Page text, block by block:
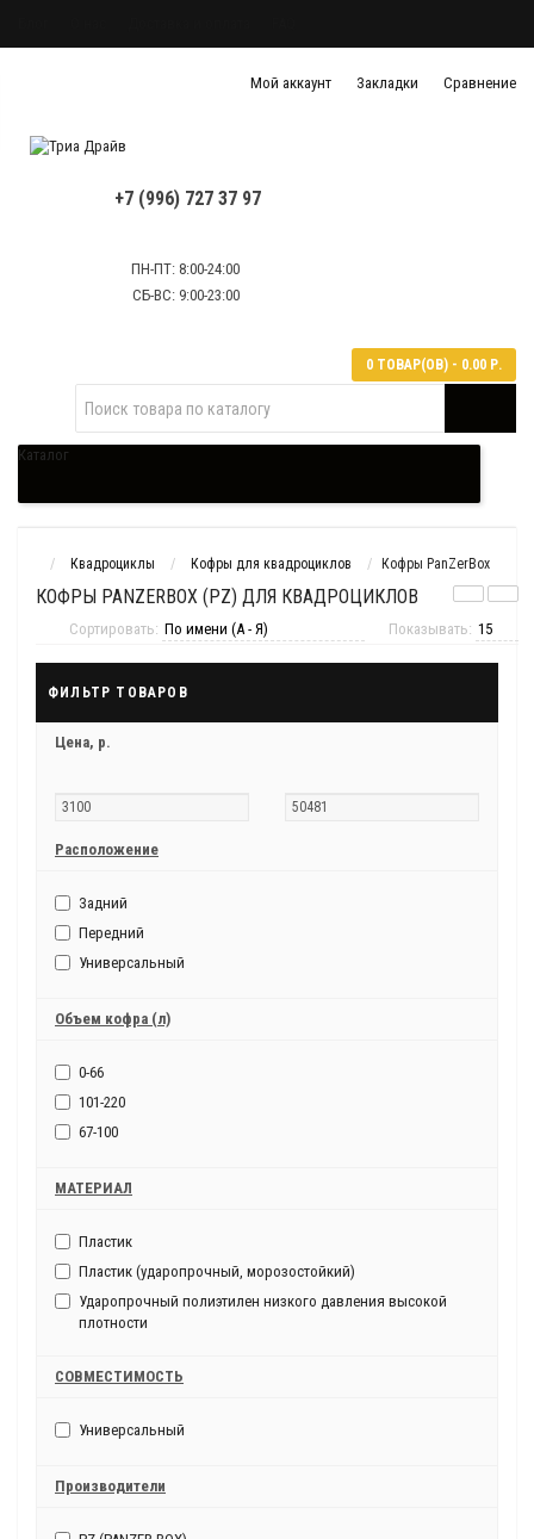
Мой аккаунт Закладки Сравнение
+7 (996) 727 37 97
ПН-ПТ: 8:00-24:00
СБ-ВС: 9:00-23:00
0 ТОВАР(ОВ) - 0.00 Р.
Каталог
Квадроциклы Кофры для квадроциклов Кофры PanZerBox
КОФРЫ PANZERBOX (PZ) ДЛЯ КВАДРОЦИКЛОВ
Показывать:
Сортировать:
ФИЛЬТР ТОВАРОВ
Цена, р.
Расположение
Задний
Передний
Универсальный
Объем кофра (л)
0-66
101-220
67-100
МАТЕРИАЛ
Пластик
Пластик (ударопрочный, морозостойкий)
Ударопрочный полиэтилен низкого давления высокой
плотности
СОВМЕСТИМОСТЬ
Универсальный
Производители